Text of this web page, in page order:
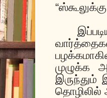
முழுக்க
தொழிலில்